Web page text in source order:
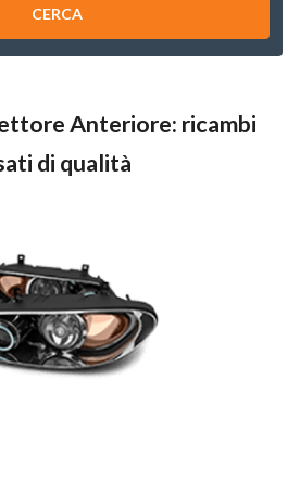
CERCA
Anteriore: ricambi
di qualità